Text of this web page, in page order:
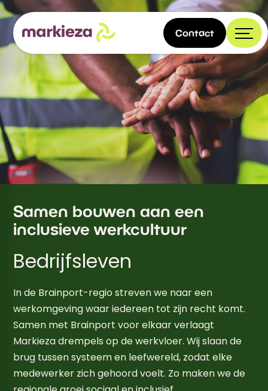
Contact
Samen bouwen aan een
inclusieve werkcultuur
Bedrijfsleven
In de Brainport-regio streven we naar een
werkomgeving waar iedereen tot zijn recht komt.
Samen met Brainport voor elkaar verlaagt
Markieza drempels op de werkvloer. Wij slaan de
brug tussen systeem en leefwereld, zodat elke
medewerker zich gehoord voelt. Zo maken we de